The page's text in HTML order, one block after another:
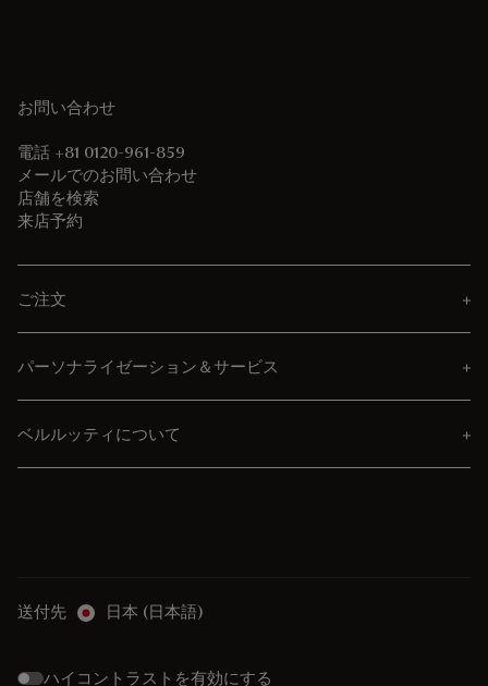
お問い合わせ
電話 +81 0120-961-859
メールでのお問い合わせ
店舗を検索
来店予約
ご注文
パーソナライゼーション＆サービス
ベルルッティについて
送付先 日本 (日本語)
ハイコントラストを有効にする